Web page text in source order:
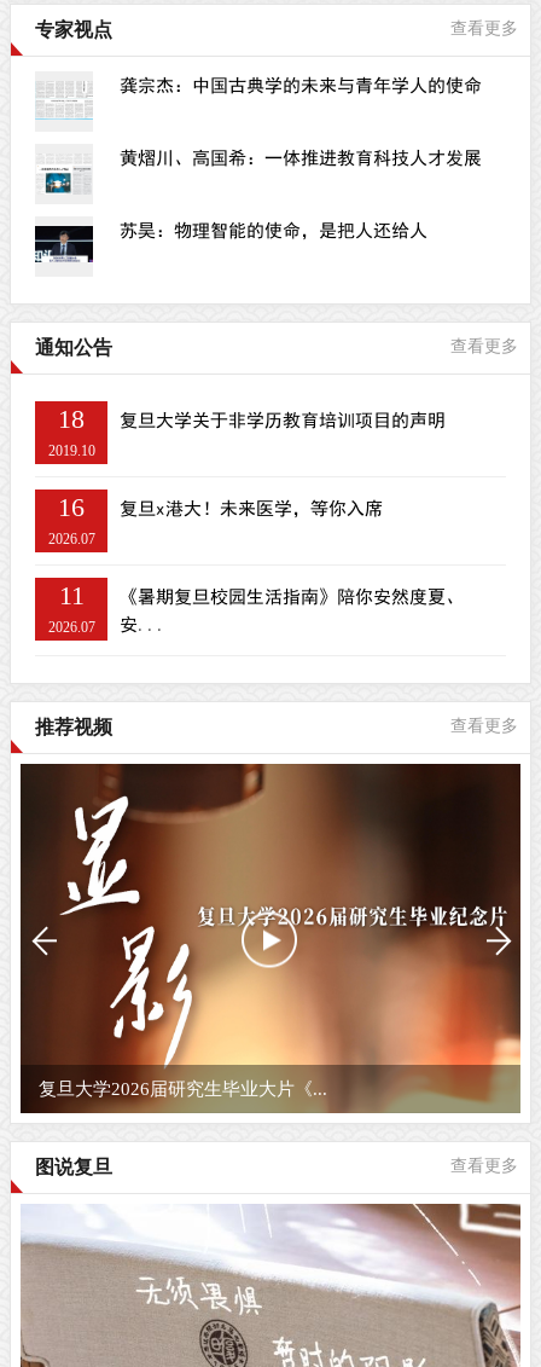
专家视点 查看更多
龚宗杰：中国古典学的未来与青年学人的使命
黄熠川、高国希：一体推进教育科技人才发展
苏昊：物理智能的使命，是把人还给人
通知公告 查看更多
18
2019.10
复旦大学关于非学历教育培训项目的声明
16
2026.07
复旦x港大！未来医学，等你入席
11
2026.07
《暑期复旦校园生活指南》陪你安然度夏、
安...
推荐视频 查看更多
复旦大学2026届研究生毕业大片《...
图说复旦 查看更多